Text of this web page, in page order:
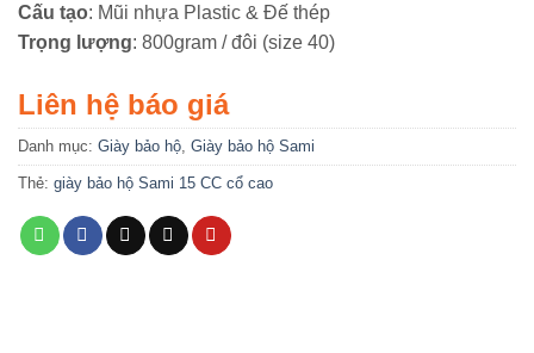
Cấu tạo: Mũi nhựa Plastic & Đế thép
Trọng lượng: 800gram / đôi (size 40)
Liên hệ báo giá
Danh mục: Giày bảo hộ Giày bảo hộ Sami
Thẻ: giày bảo hộ Sami 15 CC cổ cao